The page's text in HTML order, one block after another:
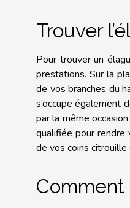
Trouver
Pour trouver un
prestations. Sur la
de vos branches du
s’occupe également
par la même
qualifiée pour rendre
de vos coins citrouille
Comment